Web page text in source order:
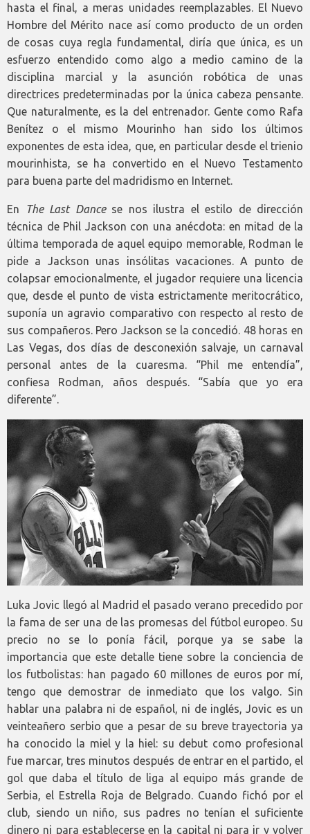
hasta el final, a meras unidades reemplazables. El Nuevo
Hombre del Mérito nace así como producto de un orden
de cosas cuya regla fundamental, diría que única, es un
esfuerzo entendido como algo a medio camino de la
disciplina marcial y la asunción robótica de unas
directrices predeterminadas por la única cabeza pensante.
Que naturalmente, es la del entrenador. Gente como Rafa
Benítez o el mismo Mourinho han sido los últimos
exponentes de esta idea, que, en particular desde el trienio
mourinhista, se ha convertido en el Nuevo Testamento
para buena parte del madridismo en Internet.
En The Last Dancese nos ilustra el estilo de dirección
técnica de Phil Jackson con una anécdota: en mitad de la
última temporada de aquel equipo memorable, Rodman le
pide a Jackson unas insólitas vacaciones. A punto de
colapsar emocionalmente, el jugador requiere una licencia
que, desde el punto de vista estrictamente meritocrático,
suponía un agravio comparativo con respecto al resto de
sus compañeros. Pero Jackson se la concedió. 48 horas en
Las Vegas, dos días de desconexión salvaje, un carnaval
personal antes de la cuaresma. “Phil me entendía”,
confiesa Rodman, años después. “Sabía que yo era
diferente”.
Luka Jovic llegó al Madrid el pasado verano precedido por
la fama de ser una de las promesas del fútbol europeo. Su
precio no se lo ponía fácil, porque ya se sabe la
importancia que este detalle tiene sobre la conciencia de
los futbolistas: han pagado 60 millones de euros por mí,
tengo que demostrar de inmediato que los valgo. Sin
hablar una palabra ni de español, ni de inglés, Jovic es un
veinteañero serbio que a pesar de su breve trayectoria ya
ha conocido la miel y la hiel: su debut como profesional
fue marcar, tres minutos después de entrar en el partido, el
gol que daba el título de liga al equipo más grande de
Serbia, el Estrella Roja de Belgrado. Cuando fichó por el
club, siendo un niño, sus padres no tenían el suficiente
dinero ni para establecerse en la capital ni para ir y volver